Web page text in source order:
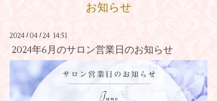
お知らせ
2024 / 04 /24 14:51
2024年6月のサロン営業日のお知らせ